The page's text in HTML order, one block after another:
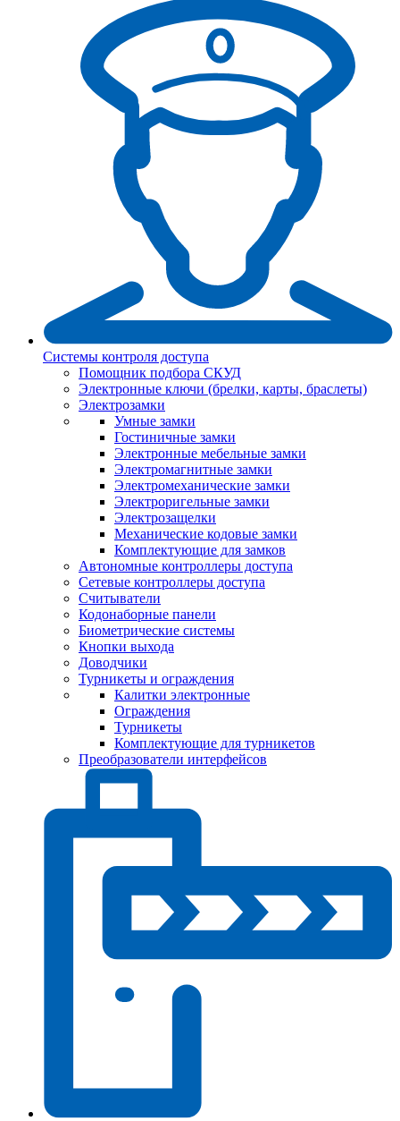
Системы контроля доступа
Помощник подбора СКУД
Электронные ключи (брелки, карты, браслеты)
Электрозамки
Умные замки
Гостиничные замки
Электронные мебельные замки
Электромагнитные замки
Электромеханические замки
Электроригельные замки
Электрозащелки
Механические кодовые замки
Комплектующие для замков
Автономные контроллеры доступа
Сетевые контроллеры доступа
Считыватели
Кодонаборные панели
Биометрические системы
Кнопки выхода
Доводчики
Турникеты и ограждения
Калитки электронные
Ограждения
Турникеты
Комплектующие для турникетов
Преобразователи интерфейсов